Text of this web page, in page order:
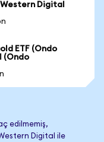
Digital
ETF (Ondo
(Ondo
edilmemiş,
Digital ile